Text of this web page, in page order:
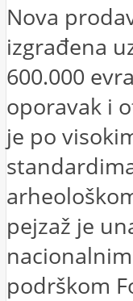
Nova
izgrađena
600.000
oporavak i
je po
pejzaž je
podrškom